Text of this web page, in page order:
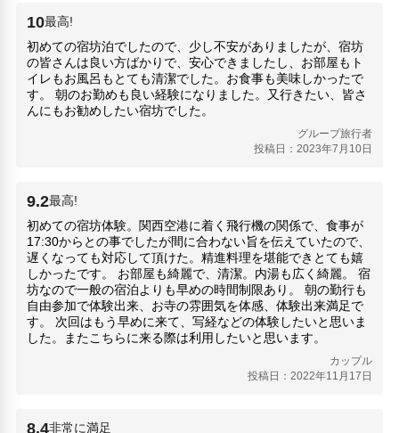
10最高!
初めての宿坊泊でしたので、少し不安がありましたが、宿坊
の皆さんは良い方ばかりで、安心できましたし、お部屋もト
イレもお風呂もとても清潔でした。お食事も美味しかったで
す。 朝のお勤めも良い経験になりました。又行きたい、皆さ
んにもお勧めしたい宿坊でした。
グループ旅行者
投稿日：2023年7月10日
9.2最高!
初めての宿坊体験。関西空港に着く飛行機の関係で、食事が
17:30からとの事でしたが間に合わない旨を伝えていたので、
遅くなっても対応して頂けた。精進料理を堪能できとても嬉
しかったです。 お部屋も綺麗で、清潔。内湯も広く綺麗。 宿
坊なので一般の宿泊よりも早めの時間制限あり。 朝の勤行も
自由参加で体験出来、お寺の雰囲気を体感、体験出来満足で
す。 次回はもう早めに来て、写経などの体験したいと思いま
した。またこちらに来る際は利用したいと思います。
カップル
投稿日：2022年11月17日
8.4非常に満足